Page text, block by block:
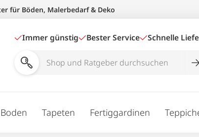
für Böden, Malerbedarf & Deko
Immer günstig Bester Service Schnelle
Shop
durchsuchen
Tapeten Fertiggardinen